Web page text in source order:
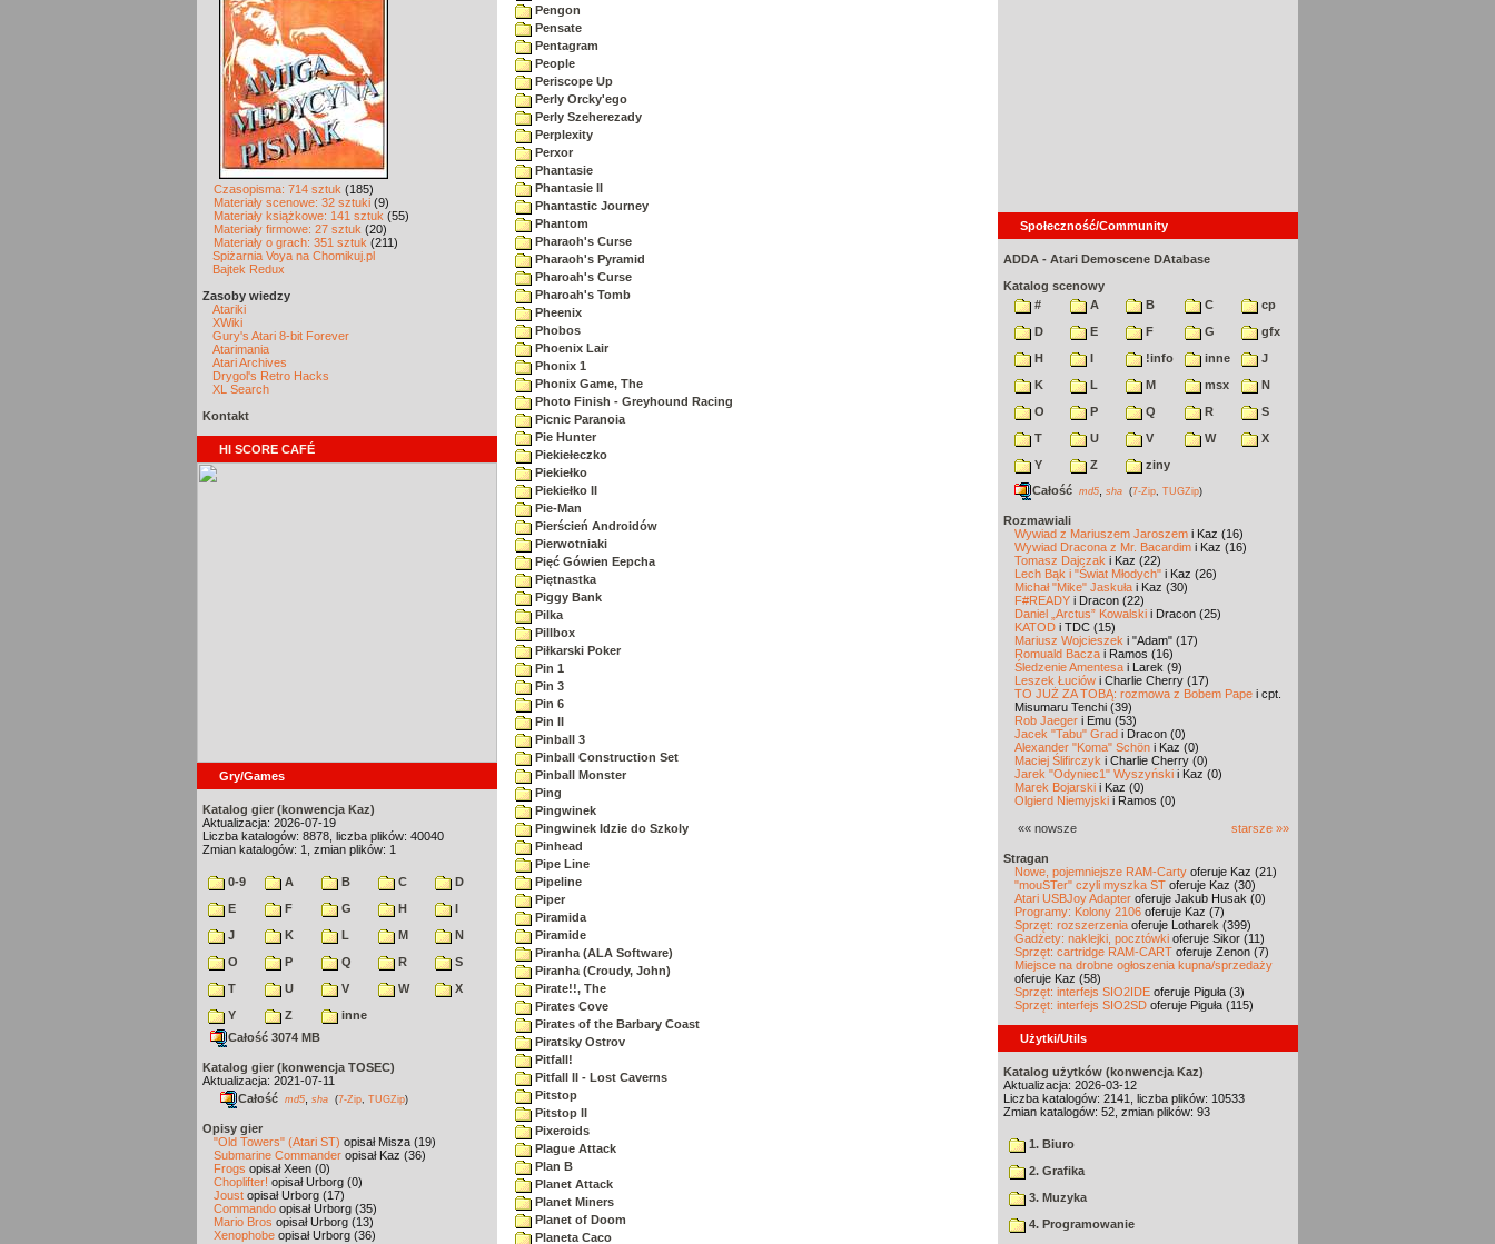
Czasopisma: 714 sztuk (185)
Materiały scenowe: 32 sztuki (9)
Materiały książkowe: 141 sztuk (55)
Materiały firmowe: 27 sztuk (20)
Materiały o grach: 351 sztuk (211)
Spiżarnia Voya na Chomikuj.pl
Bajtek Redux
Zasoby wiedzy
Atariki
XWiki
Gury's Atari 8-bit Forever
Atarimania
Atari Archives
Drygol's Retro Hacks
XL Search
Kontakt
HI SCORE CAFÉ
Gry/Games
Katalog gier (konwencja Kaz)
Aktualizacja: 2026-07-19
Liczba katalogów: 8878, liczba plików: 40040
Zmian katalogów: 1, zmian plików: 1
0-9 A B C
D
E
F G H
I
J
K L M
N
O
P Q R
S
T
U V W
X
Y
Z
inne
Całość 3074 MB
Katalog gier (konwencja TOSEC)
Aktualizacja: 2021-07-11
Całość md5 sha (7-Zip TUGZip)
Opisy gier
"Old Towers" (Atari ST) opisał Misza (19)
Submarine Commander opisał Kaz (36)
Frogs opisał Xeen (0)
Choplifter! opisał Urborg (0)
Joust opisał Urborg (17)
Commando opisał Urborg (35)
Mario Bros opisał Urborg (13)
Xenophobe opisał Urborg (36)
Pengon
Pensate
Pentagram
People
Periscope Up
Perly Orcky'ego
Perly Szeherezady
Perplexity
Perxor
Phantasie
Phantasie II
Phantastic Journey
Phantom
Pharaoh's Curse
Pharaoh's Pyramid
Pharoah's Curse
Pharoah's Tomb
Pheenix
Phobos
Phoenix Lair
Phonix 1
Phonix Game, The
Photo Finish - Greyhound Racing
Picnic Paranoia
Pie Hunter
Piekiełeczko
Piekiełko
Piekiełko II
Pie-Man
Pierścień Androidów
Pierwotniaki
Pięć Gówien Eepcha
Piętnastka
Piggy Bank
Pilka
Pillbox
Piłkarski Poker
Pin 1
Pin 3
Pin 6
Pin II
Pinball 3
Pinball Construction Set
Pinball Monster
Ping
Pingwinek
Pingwinek Idzie do Szkoly
Pinhead
Pipe Line
Pipeline
Piper
Piramida
Piramide
Piranha (ALA Software)
Piranha (Croudy, John)
Pirate!!, The
Pirates Cove
Pirates of the Barbary Coast
Piratsky Ostrov
Pitfall!
Pitfall II - Lost Caverns
Pitstop
Pitstop II
Pixeroids
Plague Attack
Plan B
Planet Attack
Planet Miners
Planet of Doom
Planeta Caco
Społeczność/Community
ADDA - Atari Demoscene DAtabase
Katalog scenowy
#
A B C
cp
D
E F G
gfx
H
I !info inne
J
K
L M msx
N
O
P Q R
S
T
U V W
X
Y
Z
ziny
Całość md5 sha (7-Zip TUGZip)
Rozmawiali
Wywiad z Mariuszem Jaroszem i Kaz (16)
Wywiad Dracona z Mr. Bacardim i Kaz (16)
Tomasz Dajczak i Kaz (22)
Lech Bąk i "Świat Młodych" i Kaz (26)
Michał "Mike" Jaskuła i Kaz (30)
F#READY i Dracon (22)
Daniel „Arctus” Kowalski i Dracon (25)
KATOD i TDC (15)
Mariusz Wojcieszek i "Adam" (17)
Romuald Bacza i Ramos (16)
Śledzenie Amentesa i Larek (9)
Leszek Łuciów i Charlie Cherry (17)
TO JUŻ ZA TOBĄ: rozmowa z Bobem Pape i cpt.
Misumaru Tenchi (39)
Rob Jaeger i Emu (53)
Jacek "Tabu" Grad i Dracon (0)
Alexander "Koma" Schön i Kaz (0)
Maciej Ślifirczyk i Charlie Cherry (0)
Jarek "Odyniec1" Wyszyński i Kaz (0)
Marek Bojarski i Kaz (0)
Olgierd Niemyjski i Ramos (0)
«« nowsze starsze »»
Stragan
Nowe, pojemniejsze RAM-Carty oferuje Kaz (21)
"mouSTer" czyli myszka ST oferuje Kaz (30)
Atari USBJoy Adapter oferuje Jakub Husak (0)
Programy: Kolony 2106 oferuje Kaz (7)
Sprzęt: rozszerzenia oferuje Lotharek (399)
Gadżety: naklejki, pocztówki oferuje Sikor (11)
Sprzęt: cartridge RAM-CART oferuje Zenon (7)
Miejsce na drobne ogłoszenia kupna/sprzedaży
oferuje Kaz (58)
Sprzęt: interfejs SIO2IDE oferuje Piguła (3)
Sprzęt: interfejs SIO2SD oferuje Piguła (115)
Użytki/Utils
Katalog użytków (konwencja Kaz)
Aktualizacja: 2026-03-12
Liczba katalogów: 2141, liczba plików: 10533
Zmian katalogów: 52, zmian plików: 93
1. Biuro
2. Grafika
3. Muzyka
4. Programowanie